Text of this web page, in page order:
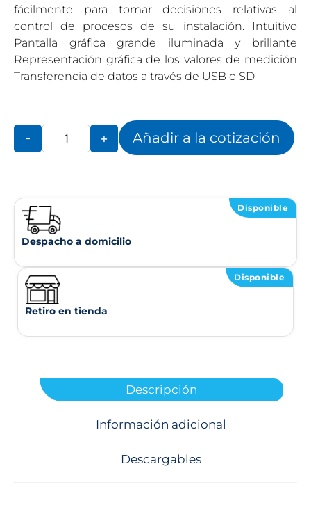
fácilmente para tomar decisiones relativas al
control de procesos de su instalación. Intuitivo
Pantalla gráfica grande iluminada y brillante
Representación gráfica de los valores de medición
Transferencia de datos a través de USB o SD
- + Añadir a la cotización
Disponible
Despacho a domicilio
Disponible
Retiro en tienda
Descripción
Información adicional
Descargables